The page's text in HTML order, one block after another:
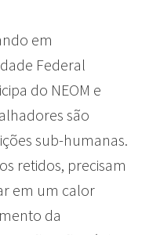
em
Federal
do NEOM e
são
sub-humanas.
retidos, precisam
em um calor
da